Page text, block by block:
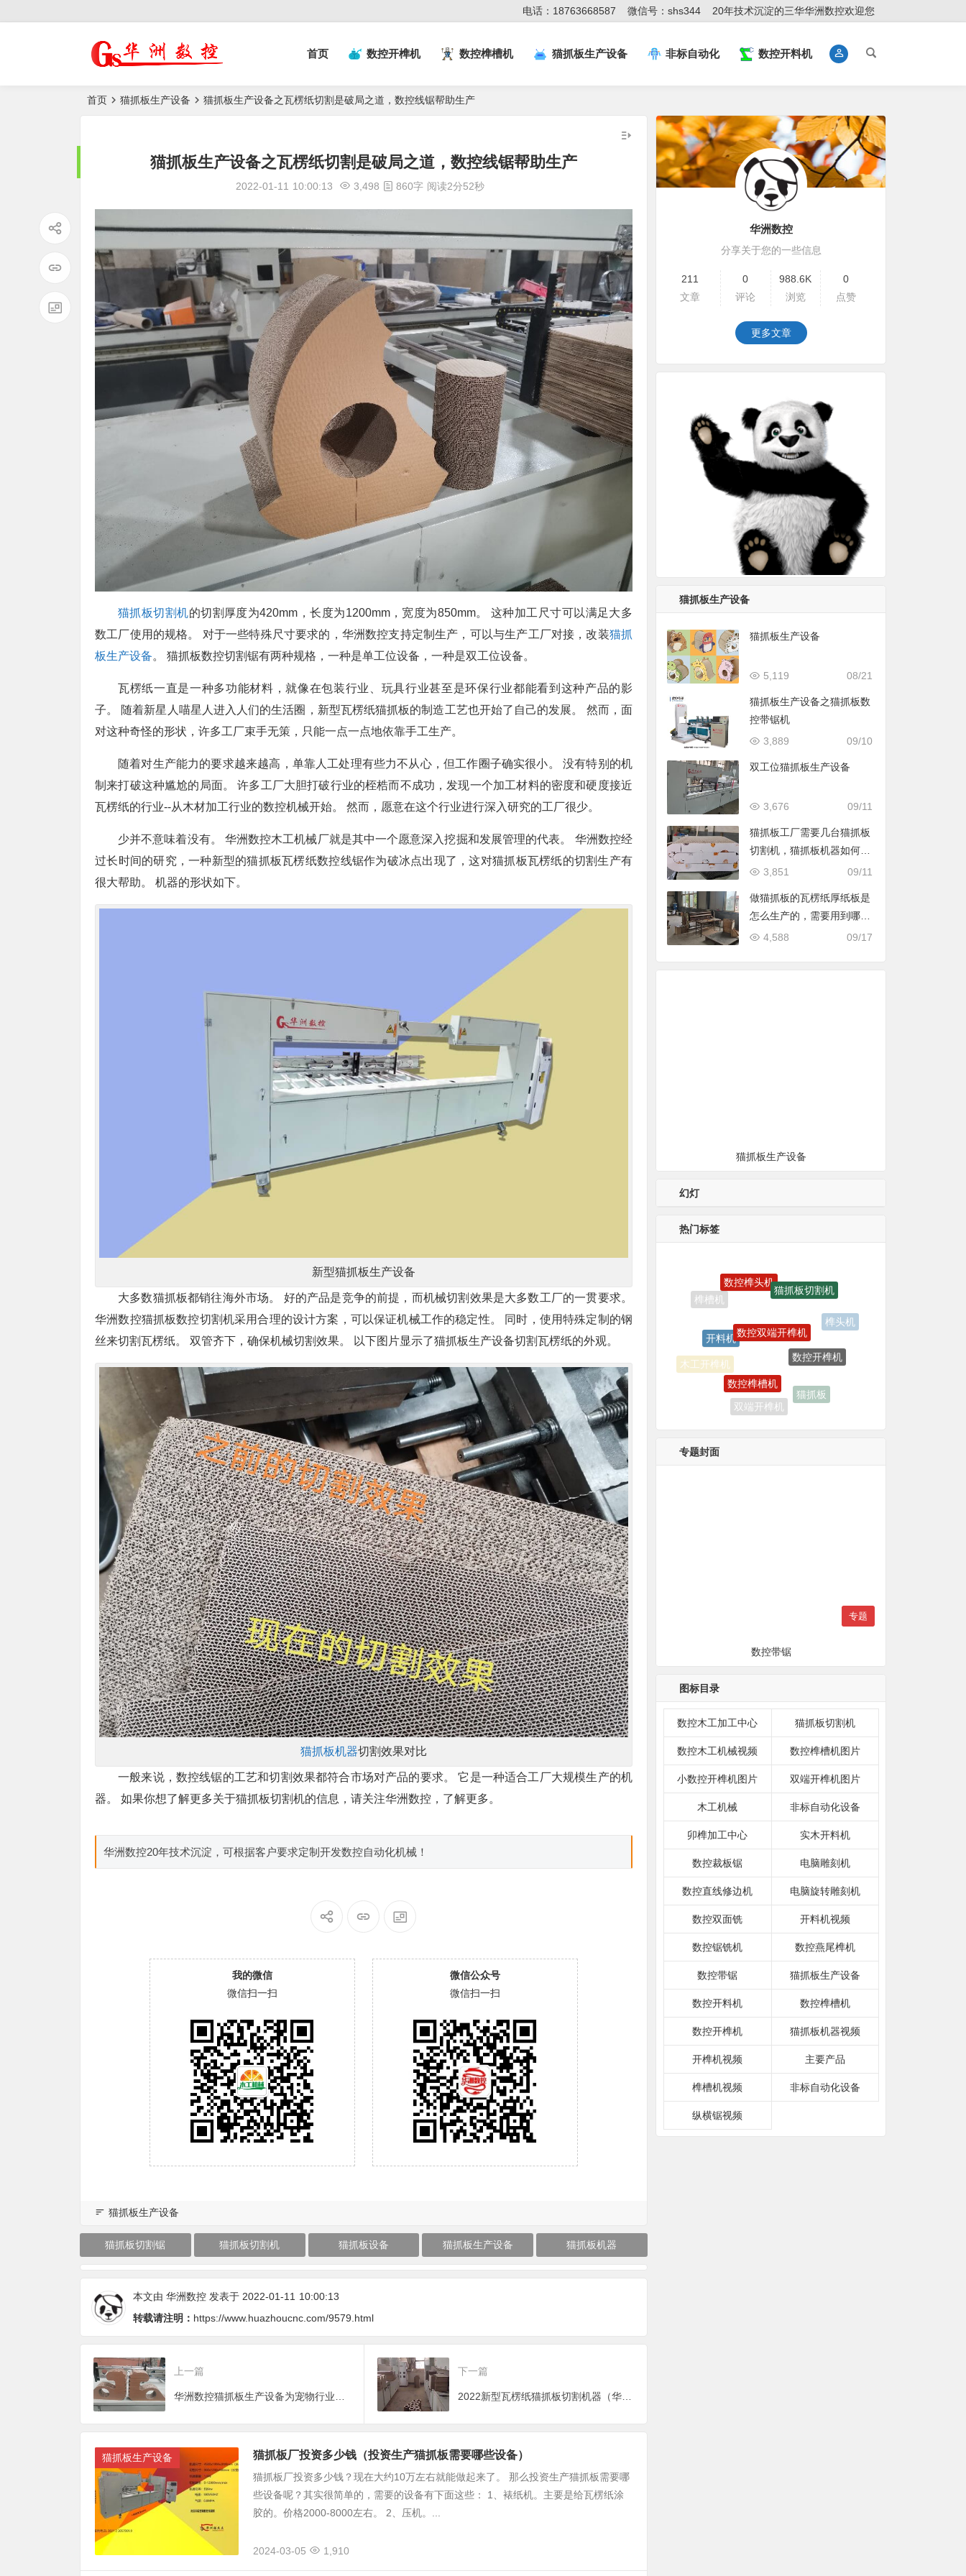
电话：18763668587 微信号：shs344 20年技术沉淀的三华华洲数控欢迎您
榫槽机|猫抓板生
产设备|非标 首页 数控开榫机 数控榫槽机 猫抓板生产设备 非标自动化 数控开料机
首页 猫抓板生产设备 猫抓板生产设备之瓦楞纸切割是破局之道，数控线锯帮助生产
猫抓板生产设备之瓦楞纸切割是破局之道，数控线锯帮助生产
2022-01-11 10:00:13 3,498 860字 阅读2分52秒
猫抓板切割机的切割厚度为420mm，长度为1200mm，宽度为850mm。 这种加工尺寸可以满足大多
数工厂使用的规格。 对于一些特殊尺寸要求的，华洲数控支持定制生产，可以与生产工厂对接，改装猫抓
板生产设备。 猫抓板数控切割锯有两种规格，一种是单工位设备，一种是双工位设备。
瓦楞纸一直是一种多功能材料，就像在包装行业、玩具行业甚至是环保行业都能看到这种产品的影
子。 随着新星人喵星人进入人们的生活圈，新型瓦楞纸猫抓板的制造工艺也开始了自己的发展。 然而，面
对这种奇怪的形状，许多工厂束手无策，只能一点一点地依靠手工生产。
随着对生产能力的要求越来越高，单靠人工处理有些力不从心，但工作圈子确实很小。 没有特别的机
制来打破这种尴尬的局面。 许多工厂大胆打破行业的桎梏而不成功，发现一个加工材料的密度和硬度接近
瓦楞纸的行业--从木材加工行业的数控机械开始。 然而，愿意在这个行业进行深入研究的工厂很少。
少并不意味着没有。 华洲数控木工机械厂就是其中一个愿意深入挖掘和发展管理的代表。 华洲数控经
过长时间的研究，一种新型的猫抓板瓦楞纸数控线锯作为破冰点出现了，这对猫抓板瓦楞纸的切割生产有
很大帮助。 机器的形状如下。
新型猫抓板生产设备
大多数猫抓板都销往海外市场。 好的产品是竞争的前提，而机械切割效果是大多数工厂的一贯要求。
华洲数控猫抓板数控切割机采用合理的设计方案，可以保证机械工作的稳定性。 同时，使用特殊定制的钢
丝来切割瓦楞纸。 双管齐下，确保机械切割效果。 以下图片显示了猫抓板生产设备切割瓦楞纸的外观。
猫抓板机器切割效果对比
一般来说，数控线锯的工艺和切割效果都符合市场对产品的要求。 它是一种适合工厂大规模生产的机
器。 如果你想了解更多关于猫抓板切割机的信息，请关注华洲数控，了解更多。
华洲数控20年技术沉淀，可根据客户要求定制开发数控自动化机械！
我的微信
微信扫一扫
微信公众号
微信扫一扫
猫抓板生产设备
猫抓板切割锯 猫抓板切割机 猫抓板设备 猫抓板生产设备 猫抓板机器
本文由 华洲数控 发表于 2022-01-11 10:00:13
转载请注明： https://www.huazhoucnc.com/9579.html
上一篇 下一篇
2022新型瓦楞纸猫抓板切割机器（华洲数控猫抓板生产设备）
猫抓板生产设备 猫抓板厂投资多少钱（投资生产猫抓板需要哪些设备）
猫抓板厂投资多少钱？现在大约10万左右就能做起来了。 那么投资生产猫抓板需要哪
些设备呢？其实很简单的，需要的设备有下面这些： 1、裱纸机。主要是给瓦楞纸涂
胶的。价格2000-8000左右。 2、压机。...
2024-03-05 1,910
华洲数控
分享关于您的一些信息
211
文章
0
评论
988.6K
浏览
0
点赞
更多文章
猫抓板生产设备
猫抓板生产设备
08/21
5,119
猫抓板生产设备之猫抓板数
控带锯机
09/10
3,889
双工位猫抓板生产设备
09/11
3,676
猫抓板工厂需要几台猫抓板
切割机，猫抓板机器如何选
择
09/11
3,851
做猫抓板的瓦楞纸厚纸板是
怎么生产的，需要用到哪些
猫抓板生产设备
09/17
4,588
猫抓板生产设备
幻灯
热门标签
猫抓板切割机
榫头机
数控开料机
木工开榫机
开料机
数控双端开榫机
数控开榫机
双端开榫机
数控榫槽机
专题封面
专题
数控带锯
图标目录
数控木工加工中心 猫抓板切割机
数控木工机械视频 数控榫槽机图片
小数控开榫机图片 双端开榫机图片
木工机械 非标自动化设备
卯榫加工中心 实木开料机
数控裁板锯 电脑雕刻机
数控直线修边机 电脑旋转雕刻机
数控双面铣 开料机视频
数控锯铣机 数控燕尾榫机
数控带锯 猫抓板生产设备
数控开料机 数控榫槽机
数控开榫机 猫抓板机器视频
开榫机视频 主要产品
榫槽机视频 非标自动化设备
纵横锯视频